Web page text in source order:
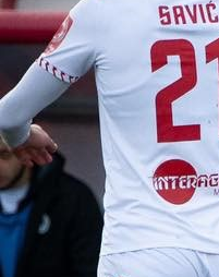
BH. NAPADAČ
13:32, 17.01.2021
OGLASIO SE
ilegalno, mirna
Autor:
E. Ganibegović
13:32, 17.01.2021